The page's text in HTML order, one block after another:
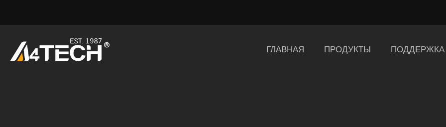
ГЛАВНАЯ ПРОДУКТЫ ПОДДЕРЖКА